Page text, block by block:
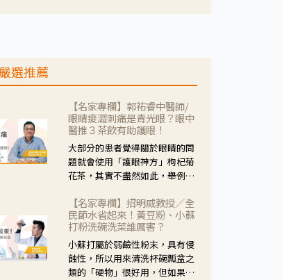
生活挑戰。
選推薦
【名家專欄】郭祐睿中醫師/
眼睛痠澀刺痛是青光眼？眼中
醫推３茶飲有助護眼！
大部分的患者覺得關於眼睛的問
題就會使用「護眼神方」枸杞菊
花茶，其實不盡然如此，舉例來
紅、眼睛痛、眼屎多而且顏色
黃，當然就可以使用枸杞菊花
茶，但是枸杞的劑量要少，菊花
的劑量要多；若是有以上症狀以
外，眼睛還會有灼熱感，眼屎多
到會「牽絲」，也就是水樣分泌
【名家專欄】招明威教授／全
民節水省起來！黃豆粉、小蘇
打粉洗碗洗菜誰厲害？
小蘇打屬於弱鹼性粉末，具有侵
蝕性，所以用來清洗杯碗瓢盆之
類的「硬物」很好用，但如果用